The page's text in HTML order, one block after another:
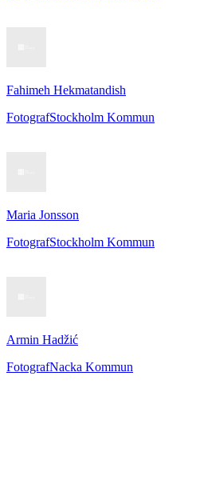
Fahimeh Hekmatandish
FotografStockholm Kommun
Maria Jonsson
FotografStockholm Kommun
Armin Hadžić
FotografNacka Kommun